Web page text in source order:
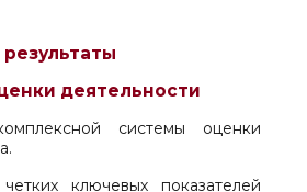
деятельности
системы оценки
ключевых показателей